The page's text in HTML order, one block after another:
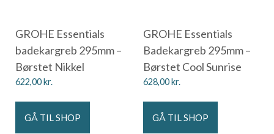
GROHE Essentials
badekargreb 295mm –
Børstet Nikkel
622,00kr.
GÅ TIL SHOP
GROHE Essentials
Badekargreb 295mm –
Børstet Cool Sunrise
628,00kr.
GÅ TIL SHOP